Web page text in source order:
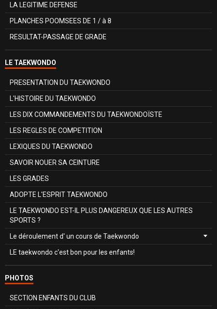
LA LEGITIME DEFENSE
PLANCHES POOMSEES DE 1 / à 8
RESULTAT-PASSAGE DE GRADE
LE TAEKWONDO
PRESENTATION DU TAEKWONDO
L'HISTOIRE DU TAEKWONDO
LES DIX COMMANDEMENTS DU TAEKWONDOÏSTE
LES REGLES DE COMPETITION
LEXIQUES DU TAEKWONDO
SAVOIR NOUER SA CEINTURE
LES GRADES
ADOPTE L'ESPRIT TAEKWONDO
LE TAEKWONDO EST-IL PLUS DANGEREUX QUE LES AUTRES
SPORTS ?
Le déroulement d' un cours de Taekwondo
LE taekwondo c'est bon pour les enfants!
PHOTOS
SECTION ENFANTS DU CLUB